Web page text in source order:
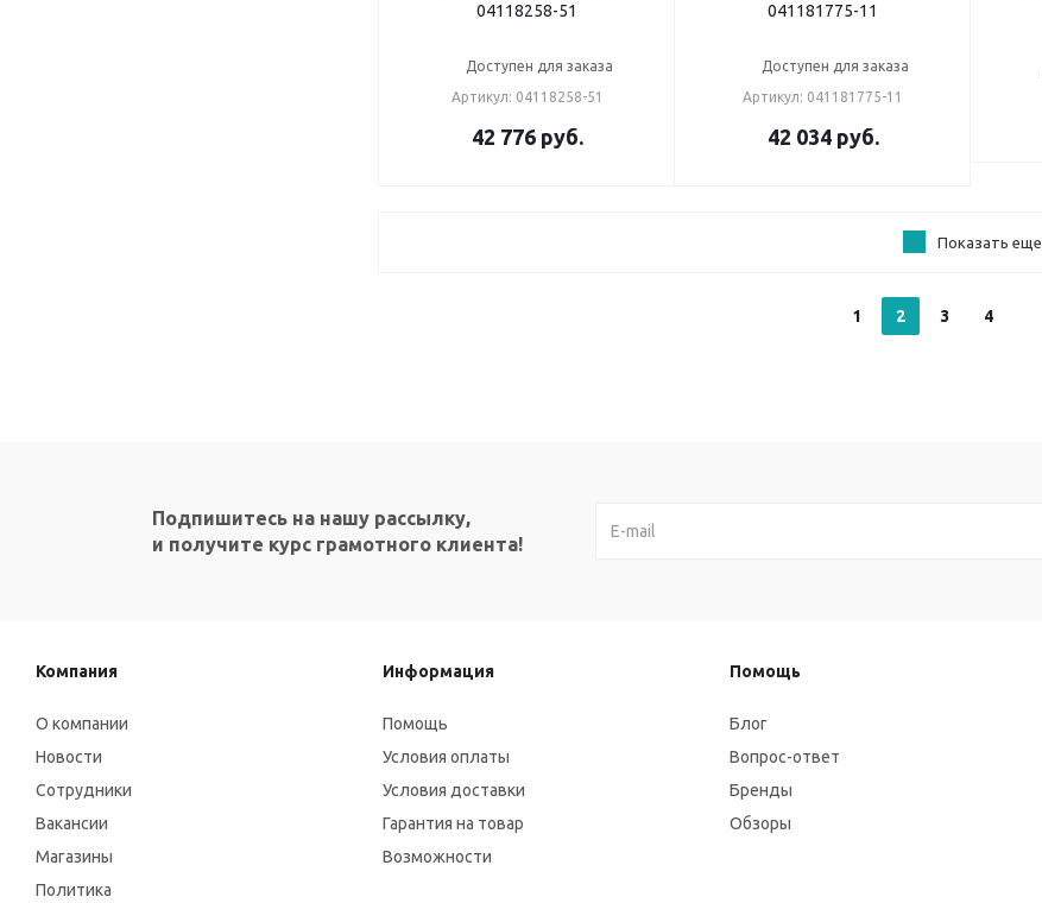
04118258-51
Доступен для заказа
Артикул: 04118258-51
42 776руб.
041181775-11
Доступен для заказа
Артикул: 041181775-11
42 034руб.
Показать еще
1 2 3 4
Подпишитесь на нашу рассылку,
и получите курс грамотного клиента!
Компания
О компании
Новости
Сотрудники
Вакансии
Магазины
Политика
Информация
Помощь
Условия оплаты
Условия доставки
Гарантия на товар
Возможности
Помощь
Блог
Вопрос-ответ
Бренды
Обзоры